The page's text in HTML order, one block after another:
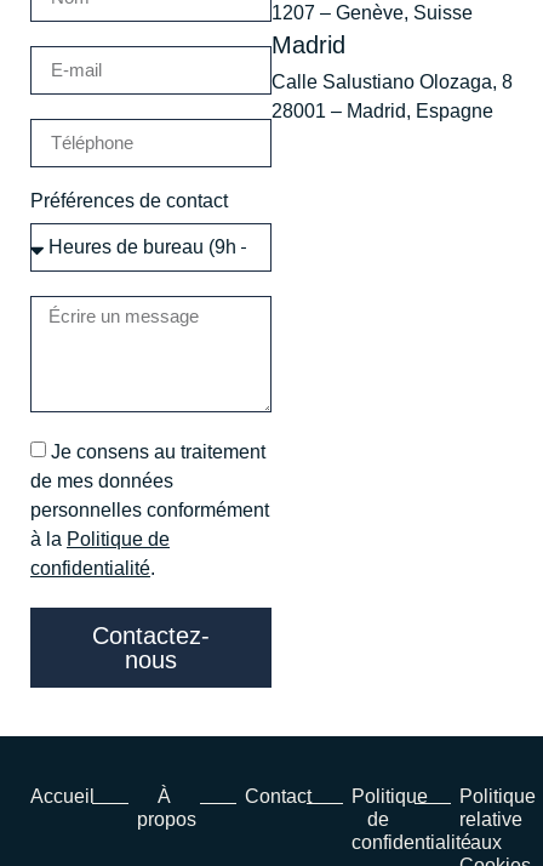
Préférences de contact
Je consens au traitement
de mes données
personnelles conformément
à la Politique de
confidentialité.
Contactez-
nous
1207 – Genève, Suisse
Madrid
Calle Salustiano Olozaga, 8
28001 – Madrid, Espagne
Accueil
À
propos
Contact
Politique
de
confidentialité
Politique
relative
aux